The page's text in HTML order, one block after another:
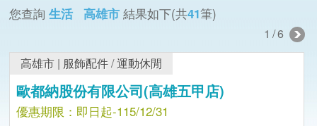
您查詢 生活 高雄市 結果如下(共41筆)
1/6
高雄市 | 服飾配件/運動休閒
歐都納股份有限公司(高雄五甲店)
優惠期限：即日起-115/12/31